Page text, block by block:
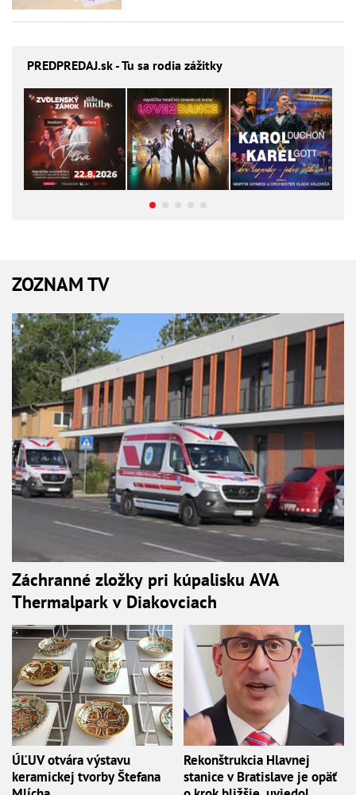
PREDPREDAJ.sk - Tu sa rodia zážitky
ZOZNAM TV
Záchranné zložky pri kúpalisku AVA
Thermalpark v Diakovciach
ÚĽUV otvára výstavu
keramickej tvorby Štefana
Rekonštrukcia Hlavnej
stanice v Bratislave je opäť